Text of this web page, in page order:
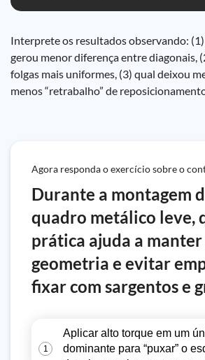
Interprete os resultados observando:
gerou menor diferença entre diagonais,
folgas mais uniformes, (3) qual deixou
menos “retrabalho” de
Agora responda o exercício sobre o
Durante a montagem
quadro metálico leve,
prática ajuda a manter
geometria e evitar
fixar com sargentos e
1
Aplicar alto torque em um
dominante para “puxar” o